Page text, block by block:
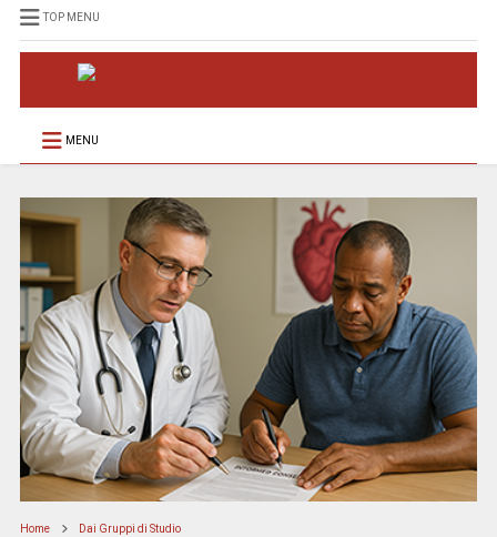
TOP MENU
MENU
Home Dai Gruppi di Studio